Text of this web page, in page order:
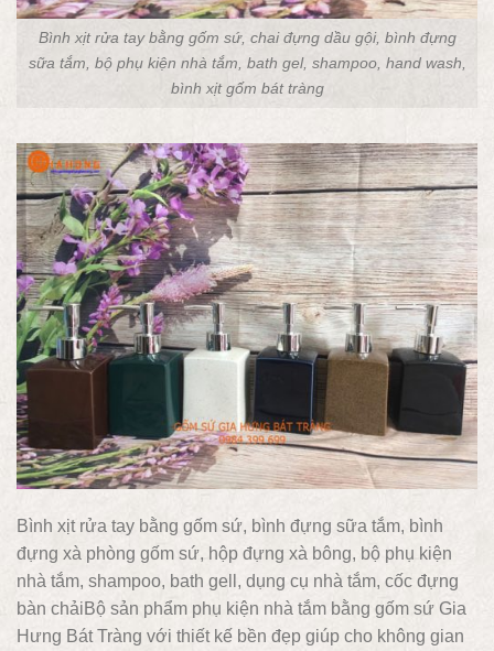
Bình xịt rửa tay bằng gốm sứ, chai đựng dầu gội, bình đựng
sữa tắm, bộ phụ kiện nhà tắm, bath gel, shampoo, hand wash,
bình xịt gốm bát tràng
Bình xịt rửa tay bằng gốm sứ, bình đựng sữa tắm, bình
đựng xà phòng gốm sứ, hộp đựng xà bông, bộ phụ kiện
nhà tắm, shampoo, bath gell, dụng cụ nhà tắm, cốc đựng
bàn chảiBộ sản phẩm phụ kiện nhà tắm bằng gốm sứ Gia
Hưng Bát Tràng với thiết kế bền đẹp giúp cho không gian